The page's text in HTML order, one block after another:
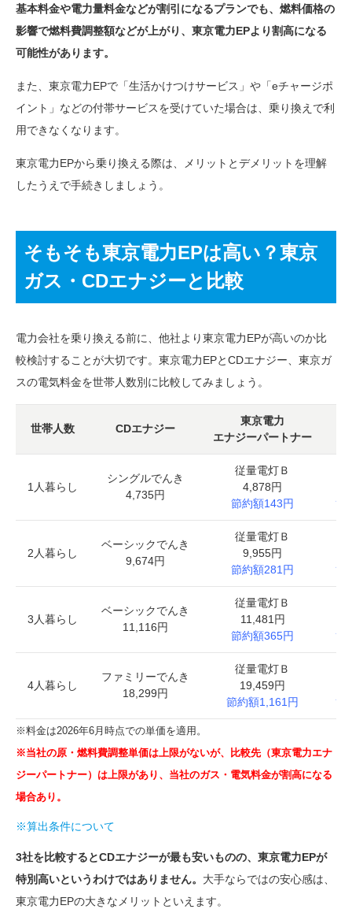
基本料金や電力量料金などが割引になるプランでも、燃料価格の
影響で燃料費調整額などが上がり、東京電力EPより割高になる
可能性があります。
また、東京電力EPで「生活かけつけサービス」や「eチャージポ
イント」などの付帯サービスを受けていた場合は、乗り換えで利
用できなくなります。
東京電力EPから乗り換える際は、メリットとデメリットを理解
したうえで手続きしましょう。
そもそも東京電力EPは高い？東京
ガス・CDエナジーと比較
電力会社を乗り換える前に、他社より東京電力EPが高いのか比
較検討することが大切です。東京電力EPとCDエナジー、東京ガ
スの電気料金を世帯人数別に比較してみましょう。
世帯人数 CDエナジー
東京電力
エナジーパートナー
1人暮らし
シングルでんき
4,735円
従量電灯Ｂ
4,878円
節約額143円
節
2人暮らし
ベーシックでんき
9,674円
従量電灯Ｂ
9,955円
節約額281円
節
3人暮らし
ベーシックでんき
11,116円
従量電灯Ｂ
11,481円
節約額365円
節
4人暮らし
ファミリーでんき
18,299円
従量電灯Ｂ
19,459円
節約額1,161円
節
※料金は2026年6月時点での単価を適用。
※当社の原・燃料費調整単価は上限がないが、比較先（東京電力エナ
ジーパートナー）は上限があり、当社のガス・電気料金が割高になる
場合あり。
※算出条件について
3社を比較するとCDエナジーが最も安いものの、東京電力EPが
特別高いというわけではありません。 大手ならではの安心感は、
東京電力EPの大きなメリットといえます。